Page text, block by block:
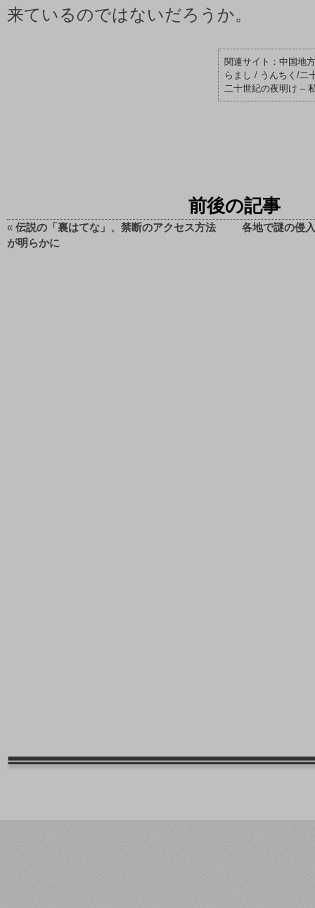
来ているのではないだろうか。
中国地
らまし / うんちく/二
二十世紀の夜明け –
前後の記事
« 伝説の「裏はてな」、禁断のアクセス方法
が明らかに
各地で謎の侵